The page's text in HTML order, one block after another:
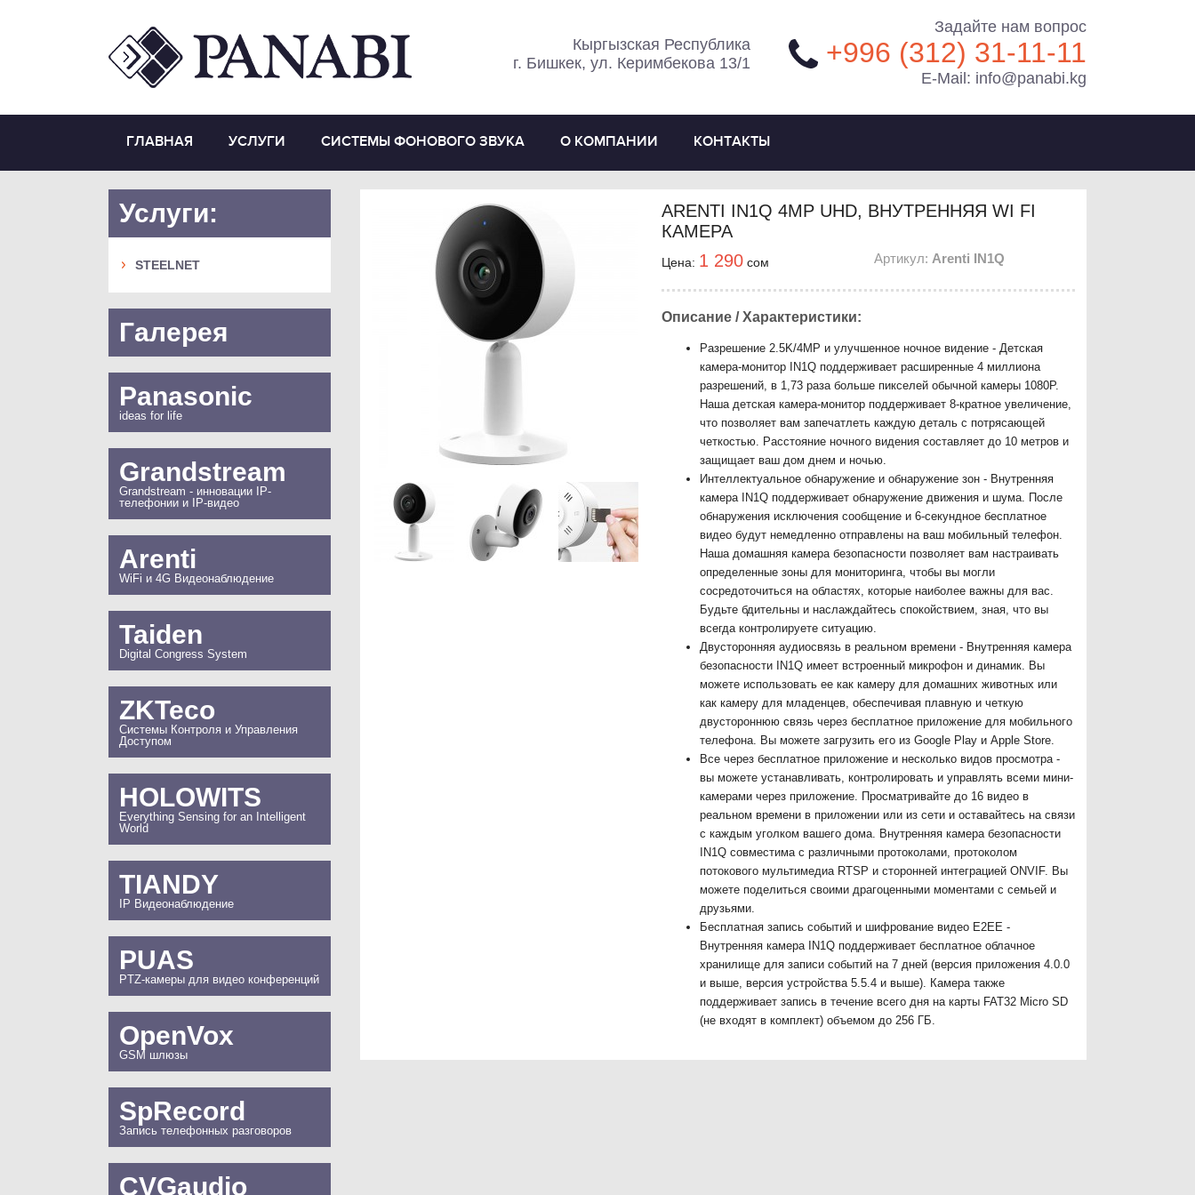
Кыргызская Республика
г. Бишкек, ул. Керимбекова 13/1
Задайте нам вопрос
+996 (312) 31-11-11
E-Mail: info@panabi.kg
ГЛАВНАЯ УСЛУГИ СИСТЕМЫ ФОНОВОГО ЗВУКА О КОМПАНИИ КОНТАКТЫ
Услуги:
STEELNET
Галерея
Panasonic
ideas for life
Grandstream
Grandstream - инновации IP-
телефонии и IP-видео
Arenti
WiFi и 4G Видеонаблюдение
Taiden
Digital Congress System
ZKTeco
Системы Контроля и Управления
Доступом
HOLOWITS
Everything Sensing for an Intelligent
World
TIANDY
IP Видеонаблюдение
PUAS
PTZ-камеры для видео конференций
OpenVox
GSM шлюзы
SpRecord
Запись телефонных разговоров
CVGaudio
ARENTI IN1Q 4MP UHD, ВНУТРЕННЯЯ WI FI
КАМЕРА
Цена: 1 290 сом Артикул: Arenti IN1Q
Описание / Характеристики:
Разрешение 2.5K/4MP и улучшенное ночное видение - Детская
камера-монитор IN1Q поддерживает расширенные 4 миллиона
разрешений, в 1,73 раза больше пикселей обычной камеры 1080P.
Наша детская камера-монитор поддерживает 8-кратное увеличение,
что позволяет вам запечатлеть каждую деталь с потрясающей
четкостью. Расстояние ночного видения составляет до 10 метров и
защищает ваш дом днем и ночью.
Интеллектуальное обнаружение и обнаружение зон - Внутренняя
камера IN1Q поддерживает обнаружение движения и шума. После
обнаружения исключения сообщение и 6-секундное бесплатное
видео будут немедленно отправлены на ваш мобильный телефон.
Наша домашняя камера безопасности позволяет вам настраивать
определенные зоны для мониторинга, чтобы вы могли
сосредоточиться на областях, которые наиболее важны для вас.
Будьте бдительны и наслаждайтесь спокойствием, зная, что вы
всегда контролируете ситуацию.
Двусторонняя аудиосвязь в реальном времени - Внутренняя камера
безопасности IN1Q имеет встроенный микрофон и динамик. Вы
можете использовать ее как камеру для домашних животных или
как камеру для младенцев, обеспечивая плавную и четкую
двустороннюю связь через бесплатное приложение для мобильного
телефона. Вы можете загрузить его из Google Play и Apple Store.
Все через бесплатное приложение и несколько видов просмотра -
вы можете устанавливать, контролировать и управлять всеми мини-
камерами через приложение. Просматривайте до 16 видео в
реальном времени в приложении или из сети и оставайтесь на связи
с каждым уголком вашего дома. Внутренняя камера безопасности
IN1Q совместима с различными протоколами, протоколом
потокового мультимедиа RTSP и сторонней интеграцией ONVIF. Вы
можете поделиться своими драгоценными моментами с семьей и
друзьями.
Бесплатная запись событий и шифрование видео E2EE -
Внутренняя камера IN1Q поддерживает бесплатное облачное
хранилище для записи событий на 7 дней (версия приложения 4.0.0
и выше, версия устройства 5.5.4 и выше). Камера также
поддерживает запись в течение всего дня на карты FAT32 Micro SD
(не входят в комплект) объемом до 256 ГБ.